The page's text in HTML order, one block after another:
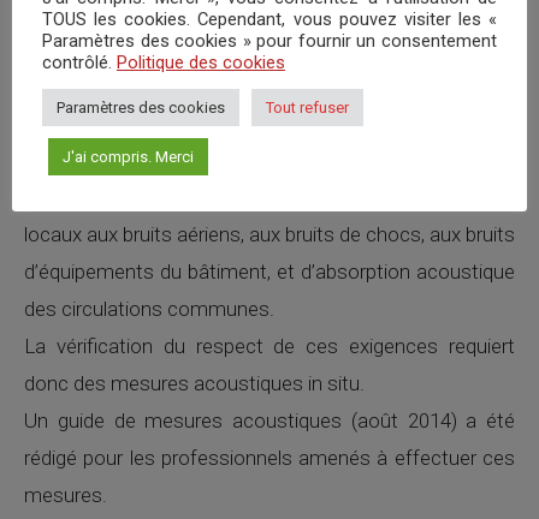
Un guide d’accompagnement «Comprendre et gérer
l’attestation acoustique» (Janvier 2014) a été élaboré
afin de faciliter l’application de cette réglementation.
Les mesures acoustiques :
La réglementation acoustique des bâtiments neufs
locaux aux bruits aériens, aux bruits de chocs, aux bruits
d’équipements du bâtiment, et d’absorption acoustique
des circulations communes.
La vérification du respect de ces exigences requiert
donc des mesures acoustiques in situ.
Un guide de mesures acoustiques (août 2014) a été
rédigé pour les professionnels amenés à effectuer ces
mesures.
TOUS les cookies. Cependant, vous pouvez visiter les «
Paramètres des cookies » pour fournir un consentement
contrôlé. Politique des cookies
Paramètres des cookies Tout refuser
J'ai compris. Merci